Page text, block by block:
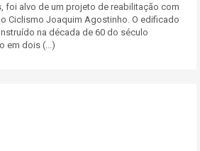
foi alvo de um projeto de reabilitação com
Ciclismo Joaquim Agostinho. O edificado
na década de 60 do século
em dois (...)